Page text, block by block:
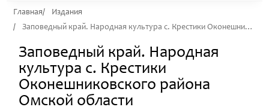
Главная
Издания
Заповедный край. Народная культура с. Крестики Оконешниковского района Омской области
Заповедный край. Народная
культура с. Крестики
Оконешниковского района
Омской области